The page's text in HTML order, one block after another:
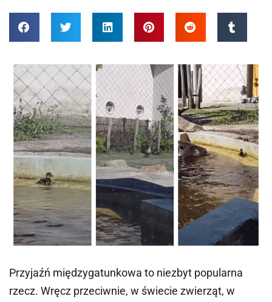
Przyjaźń międzygatunkowa to niezbyt popularna
rzecz. Wręcz przeciwnie, w świecie zwierząt, w